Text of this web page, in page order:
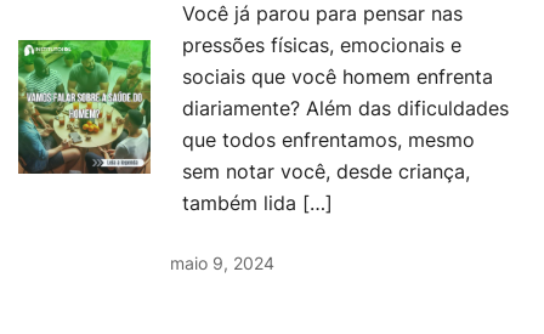
Você já parou para pensar nas
pressões físicas, emocionais e
sociais que você homem enfrenta
diariamente? Além das dificuldades
que todos enfrentamos, mesmo
sem notar você, desde criança,
também lida […]
maio 9, 2024